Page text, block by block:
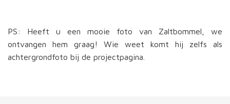
PS: Heeft u een mooie foto van Zaltbommel, we
ontvangen hem graag! Wie weet komt hij zelfs als
achtergrondfoto bij de projectpagina.